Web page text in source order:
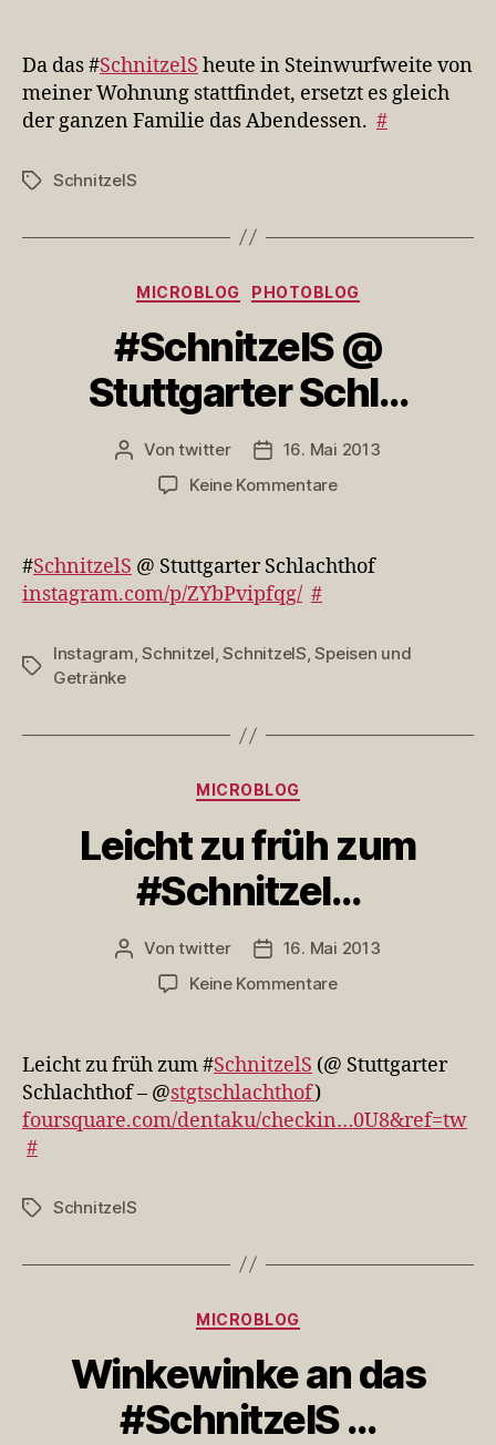
#SchnitzelS
in
St…
Da das #SchnitzelS heute in Steinwurfweite von
meiner Wohnung stattfindet, ersetzt es gleich
der ganzen Familie das Abendessen. #
Schlagwörter
SchnitzelS
Kategorien
MICROBLOG PHOTOBLOG
#SchnitzelS @
Stuttgarter Schl…
Beitragsautor
Vontwitter Veröffentlichungsdatum
16. Mai 2013
Keine Kommentarezu
Stuttgarter
#SchnitzelS @ Stuttgarter Schlachthof
instagram.com/p/ZYbPvipfqg/ #
Schlagwörter
Instagram,Schnitzel,SchnitzelS,Speisen und
Getränke
Kategorien
MICROBLOG
Leicht zu früh zum
#Schnitzel…
Beitragsautor
Vontwitter Veröffentlichungsdatum
16. Mai 2013
Keine Kommentarezu
früh
zum
Leicht zu früh zum #SchnitzelS (@ Stuttgarter
Schlachthof – @stgtschlachthof)
foursquare.com/dentaku/checkin…0U8&ref=tw
#
Schlagwörter
SchnitzelS
Kategorien
MICROBLOG
Winkewinke an das
#SchnitzelS …